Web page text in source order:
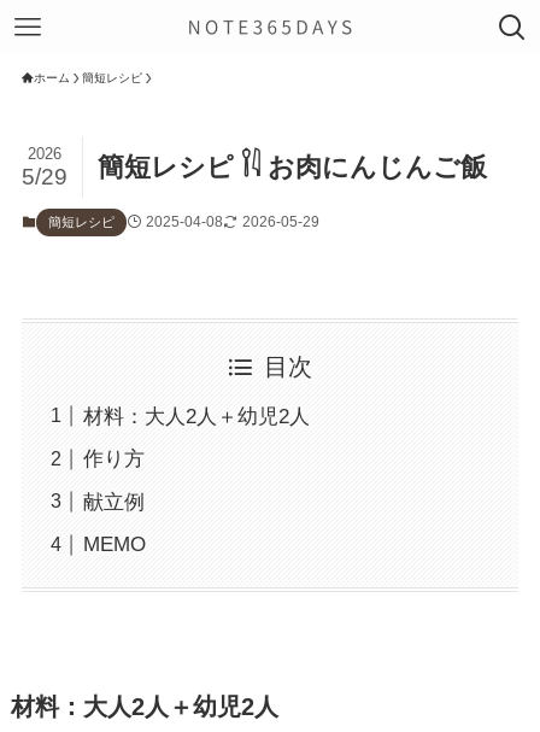
ホーム 簡短レシピ
簡短レシピ 𓌉𓇋 お肉にんじんご飯
2026
5/29
簡短レシピ 2025-04-08 2026-05-29
目次
材料：大人2人＋幼児2人
作り方
献立例
MEMO
材料：大人2人＋幼児2人